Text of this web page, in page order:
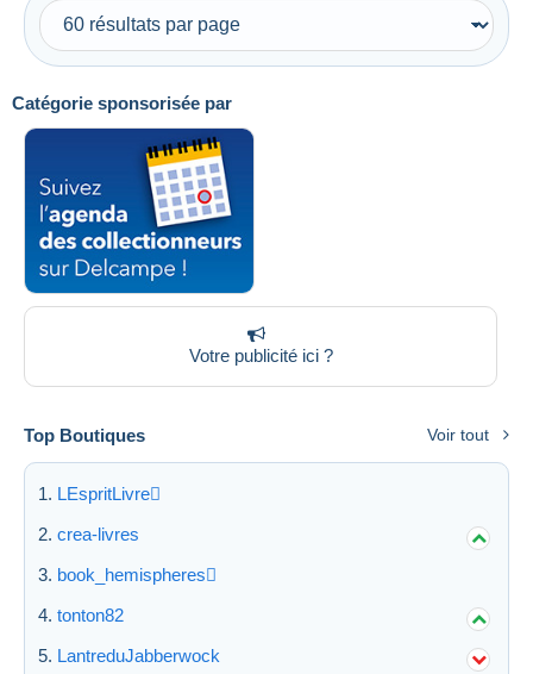
Uniquement en réduction
PayPal
Virement bancaire
Visa
Mastercard
Bancontact
iDeal
Monde entier
Catégorie sponsorisée par
Votre publicité ici ?
Top Boutiques Voir tout
LEspritLivre
crea-livres
book_hemispheres
tonton82
LantreduJabberwock